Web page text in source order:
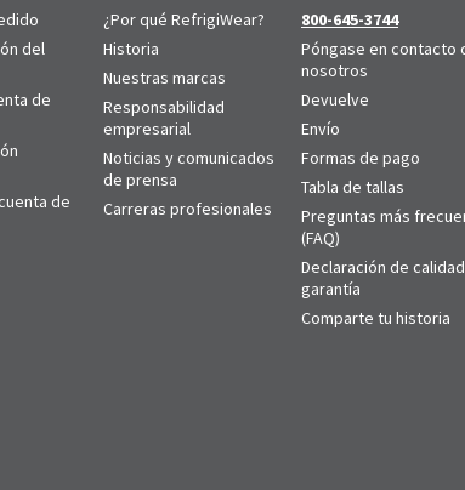
del
de
de
¿Por qué RefrigiWear?
Historia
Nuestras marcas
Responsabilidad
empresarial
Noticias y comunicados
de prensa
Carreras profesionales
800-645-3744
Póngase en contacto
nosotros
Devuelve
Envío
Formas de pago
Tabla de tallas
Preguntas más
(FAQ)
Declaración de
garantía
Comparte tu historia